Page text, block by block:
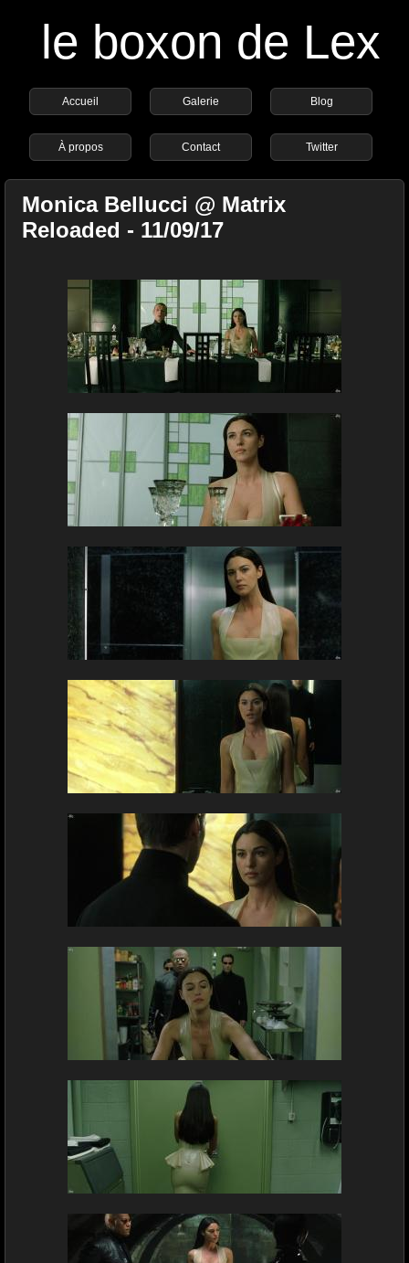
le boxon de Lex
Accueil Galerie Blog
À propos Contact Twitter
Monica Bellucci @ Matrix
Reloaded - 11/09/17